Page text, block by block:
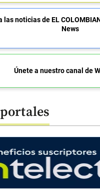
las noticias de EL
News
Únete a nuestro canal de